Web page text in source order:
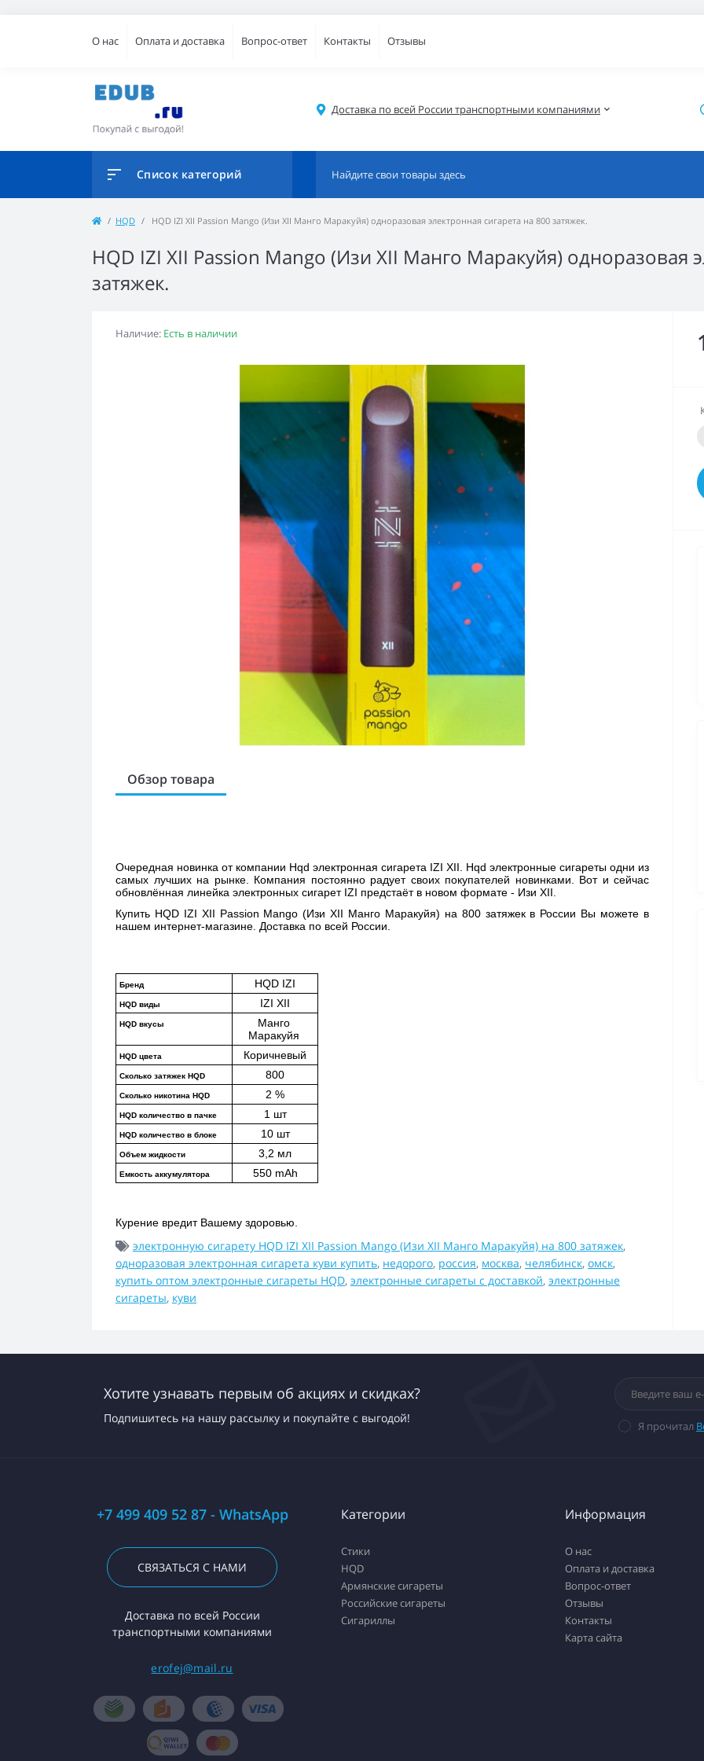
О нас Оплата и доставка Вопрос-ответ Контакты Отзывы
Доставка по всей России транспортными компаниями
Список категорий
HQD HQD IZI XII Passion Mango (Изи XII Манго Маракуйя) одноразовая электронная сигарета на 800 затяжек.
HQD IZI XII Passion Mango (Изи XII Манго Маракуйя) одноразовая
затяжек.
Наличие: Есть в наличии
Обзор товара
Очередная новинка от компании Hqd электронная сигарета IZI XII. Hqd электронные сигареты одни из
самых лучших на рынке. Компания постоянно радует своих покупателей новинками. Вот и сейчас
обновлённая линейка электронных сигарет IZI предстаёт в новом формате - Изи XII.
Купить HQD IZI XII Passion Mango (Изи XII Манго Маракуйя) на 800 затяжек в России Вы можете в
нашем интернет-магазине. Доставка по всей России.
Бренд HQD IZI
HQD виды IZI XII
HQD вкусы
Манго
Маракуйя
HQD цвета Коричневый
Сколько затяжек HQD 800
Сколько никотина HQD 2 %
HQD количество в пачке 1 шт
HQD количество в блоке 10 шт
Объем жидкости 3,2 мл
Емкость аккумулятора 550 mAh
Курение вредит Вашему здоровью.
электронную сигарету HQD IZI XII Passion Mango (Изи XII Манго Маракуйя) на 800 затяжек,
одноразовая электронная сигарета куви купить, недорого, россия, москва, челябинск, омск,
купить оптом электронные сигареты HQD, электронные сигареты с доставкой, электронные
сигареты, куви
Хотите узнавать первым об акциях и скидках?
Подпишитесь на нашу рассылку и покупайте с выгодой!
Я прочитал
+7 499 409 52 87 - WhatsApp
СВЯЗАТЬСЯ С НАМИ
Доставка по всей России
транспортными компаниями
erofej@mail.ru
Категории
Стики
HQD
Армянские сигареты
Российские сигареты
Сигариллы
Информация
О нас
Оплата и доставка
Вопрос-ответ
Отзывы
Контакты
Карта сайта